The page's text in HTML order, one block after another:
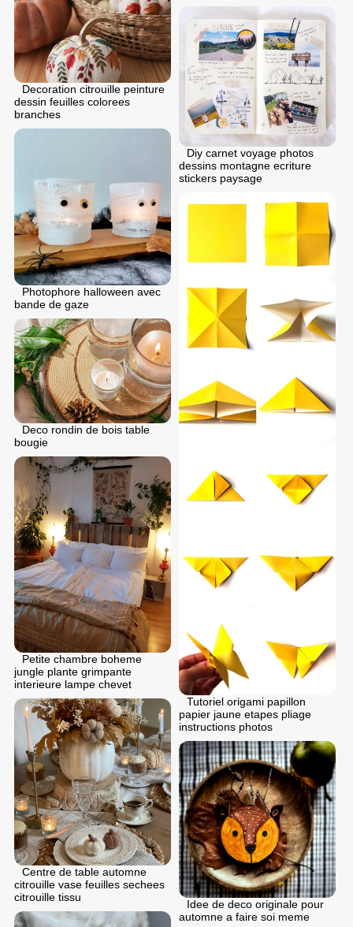
Decoration citrouille peinture
dessin feuilles colorees
branches
Diy carnet voyage photos
dessins montagne ecriture
stickers paysage
Photophore halloween avec
bande de gaze
Tutoriel origami papillon
papier jaune etapes pliage
instructions photos
Deco rondin de bois table
bougie
Petite chambre boheme
jungle plante grimpante
interieure lampe chevet
Centre de table automne
citrouille vase feuilles sechees
citrouille tissu
Idee de deco originale pour
automne a faire soi meme